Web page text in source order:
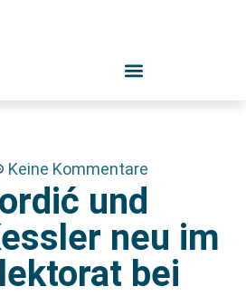
Keine Kommentare
und
neu im
bei